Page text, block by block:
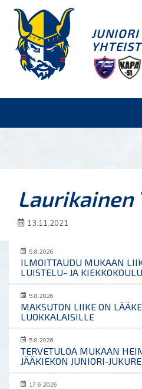
Laurikainen
13.11.2021
5.8.2026
ILMOITTAUDU MUKAAN
LUISTELU- JA
5.8.2026
MAKSUTON LIIKE ON
LUOKKALAISILLE
5.8.2026
TERVETULOA MUKAAN
JÄÄKIEKON JUNIORI-
17.6.2026